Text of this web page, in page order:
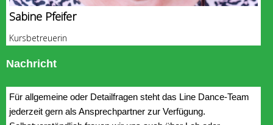
Sabine Pfeifer
Kursbetreuerin
Nachricht
Für allgemeine oder Detailfragen steht das Line Dance-Team
jederzeit gern als Ansprechpartner zur Verfügung.